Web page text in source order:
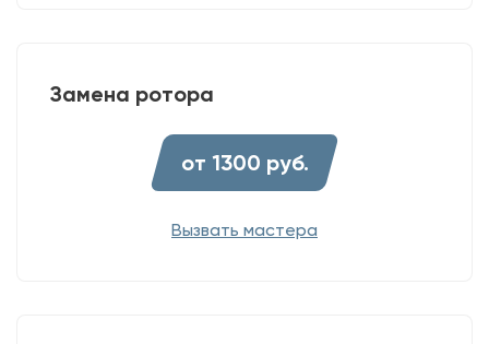
Замена ротора
от 1300 руб.
Вызвать мастера